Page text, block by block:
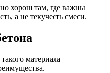
хорош там, где важны
а не текучесть смеси.
материала